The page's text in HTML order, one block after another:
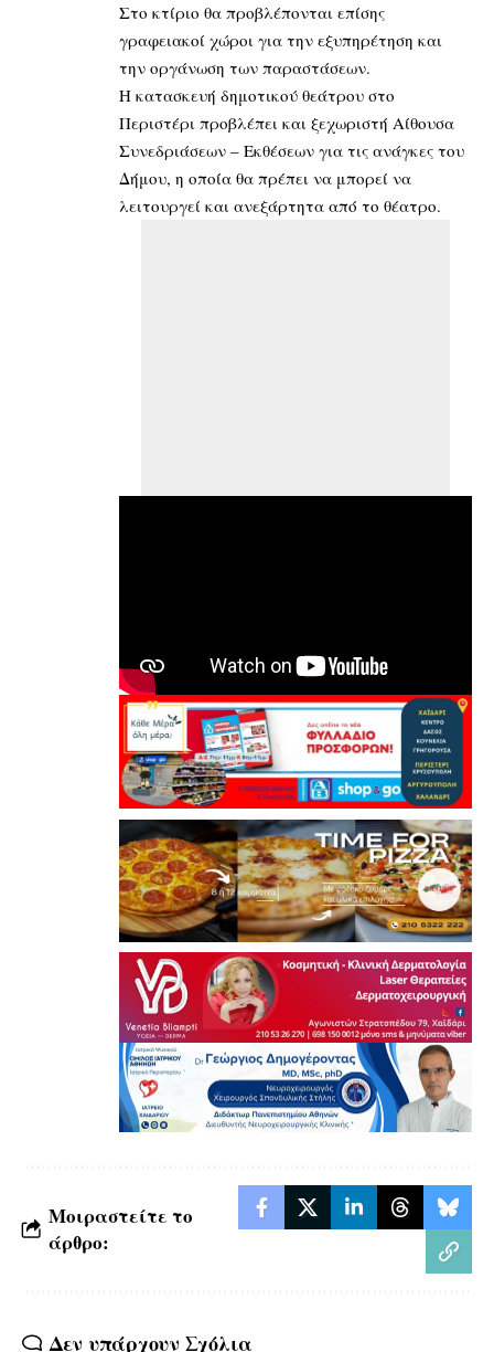
Στο κτίριο θα προβλέπονται επίσης
γραφειακοί χώροι για την εξυπηρέτηση και
την οργάνωση των παραστάσεων.
Η κατασκευή δημοτικού θεάτρου στο
Περιστέρι προβλέπει και ξεχωριστή Αίθουσα
Συνεδριάσεων – Εκθέσεων για τις ανάγκες του
Δήμου, η οποία θα πρέπει να μπορεί να
λειτουργεί και ανεξάρτητα από το θέατρο.
Μοιραστείτε το
άρθρο:
Δεν υπάρχουν Σχόλια